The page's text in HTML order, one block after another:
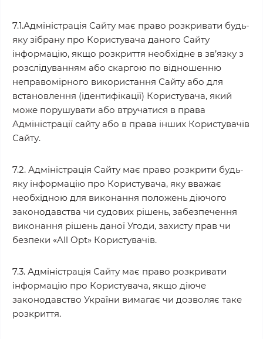
7.1.Адміністрація Сайту має право розкривати будь-
яку зібрану про Користувача даного Сайту
інформацію, якщо розкриття необхідне в зв’язку з
розслідуванням або скаргою по відношенню
неправомірного використання Сайту або для
встановлення (ідентифікації) Користувача, який
може порушувати або втручатися в права
Адміністрації сайту або в права інших Користувачів
Сайту.
7.2. Адміністрація Сайту має право розкрити будь-
яку інформацію про Користувача, яку вважає
необхідною для виконання положень діючого
законодавства чи судових рішень, забезпечення
виконання рішень даної Угоди, захисту прав чи
безпеки «All Opt» Користувачів.
7.3. Адміністрація Сайту має право розкривати
інформацію про Користувача, якщо діюче
законодавство України вимагає чи дозволяє таке
розкриття.